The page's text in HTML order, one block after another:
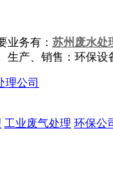
业务有： 苏州废水处
产、销售：环保
工业废气处理 环保公